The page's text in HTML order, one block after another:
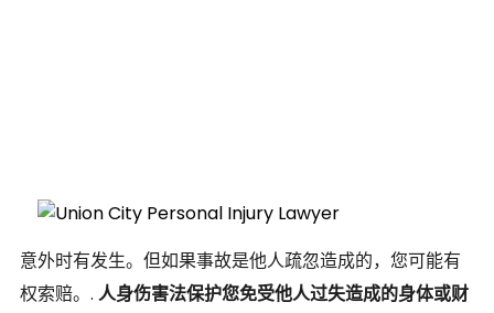
意外时有发生。但如果事故是他人疏忽造成的，您可能有
权索赔。. 人身伤害法保护您免受他人过失造成的身体或财